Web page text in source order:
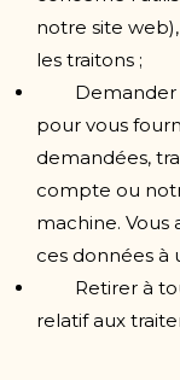
notre site
les traitons ;
Demander
pour vous
demandées,
compte ou
machine.
ces données à
Retirer à
relatif aux